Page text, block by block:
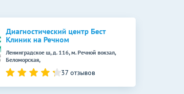
Диагностический центр Бест
Клиник на Речном
Ленинградское ш, д. 116, м. Речной вокзал,
Беломорская,
37 отзывов